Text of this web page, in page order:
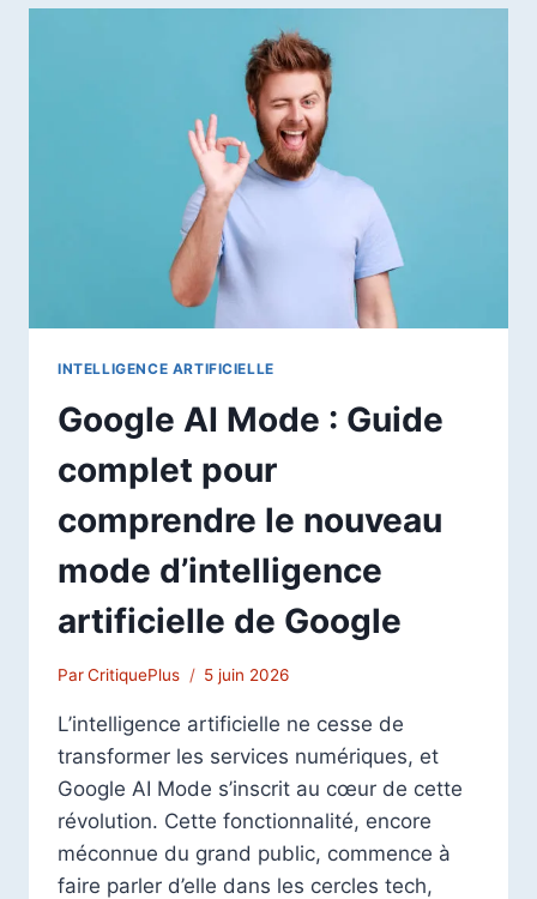
LA
DOMOTIQUE
CONNECTÉE :
COMMENT
LES
OBJETS
INTELLIGENTS
TRANSFORMENT
NOTRE
QUOTIDIEN
EN
INTELLIGENCE ARTIFICIELLE
Google AI Mode : Guide
complet pour
comprendre le nouveau
mode d’intelligence
artificielle de Google
ParCritiquePlus 5 juin 2026
L’intelligence artificielle ne cesse de
transformer les services numériques, et
Google AI Mode s’inscrit au cœur de cette
révolution. Cette fonctionnalité, encore
méconnue du grand public, commence à
faire parler d’elle dans les cercles tech,